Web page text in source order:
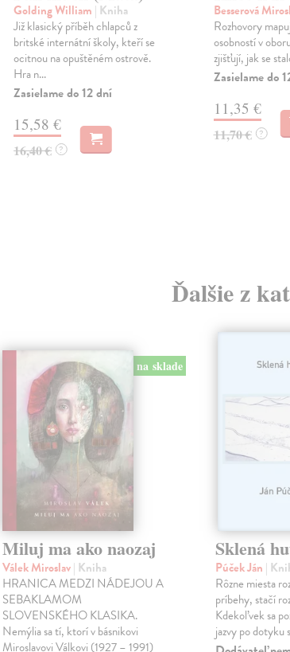
Golding William | Kniha
Již klasický příběh chlapců z
britské internátní školy, kteří se
ocitnou na opuštěném ostrově.
Hra n...
Zasielame do 12 dní
15,58 €
16,40 € ?
Besserová
Rozhovory
osobností v
zjišťují, jak se
Zasielame do
11,35 €
11,70 € ?
Ďalšie z
na sklade
Miluj ma ako naozaj
Válek Miroslav| Kniha
HRANICA MEDZI NÁDEJOU A
SEBAKLAMOM
SLOVENSKÉHO KLASIKA.
Nemýlia sa tí, ktorí v básnikovi
Miroslavovi Válkovi (1927 – 1991)
Sklená
Púček Ján |
Rôzne miesta
príbehy, stačí
Kdekoľvek sa
jazvy po dotyku